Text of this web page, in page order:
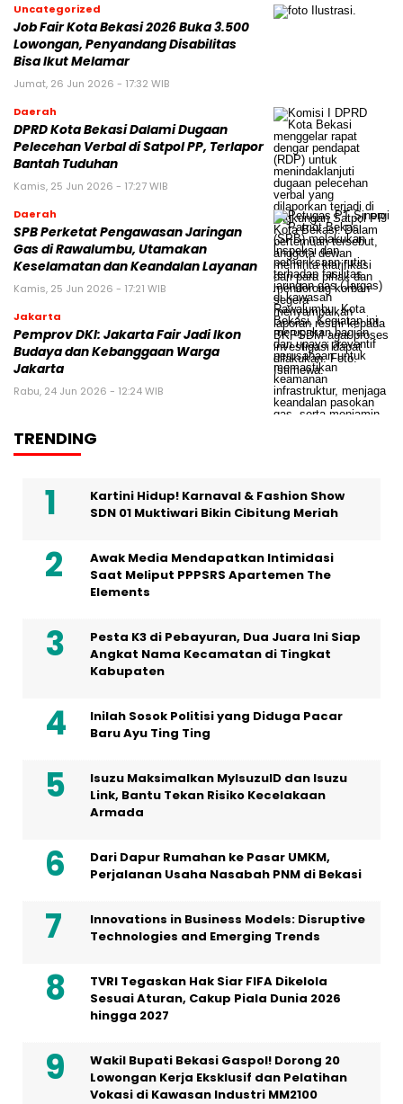
Uncategorized
Job Fair Kota Bekasi 2026 Buka 3.500
Lowongan, Penyandang Disabilitas
Bisa Ikut Melamar
Jumat, 26 Jun 2026 - 17:32 WIB
Daerah
DPRD Kota Bekasi Dalami Dugaan
Pelecehan Verbal di Satpol PP, Terlapor
Bantah Tuduhan
Kamis, 25 Jun 2026 - 17:27 WIB
Daerah
SPB Perketat Pengawasan Jaringan
Gas di Rawalumbu, Utamakan
Keselamatan dan Keandalan Layanan
Kamis, 25 Jun 2026 - 17:21 WIB
Jakarta
Pemprov DKI: Jakarta Fair Jadi Ikon
Budaya dan Kebanggaan Warga
Jakarta
Rabu, 24 Jun 2026 - 12:24 WIB
TRENDING
Kartini Hidup! Karnaval & Fashion Show
SDN 01 Muktiwari Bikin Cibitung Meriah
Awak Media Mendapatkan Intimidasi
Saat Meliput PPPSRS Apartemen The
Elements
Pesta K3 di Pebayuran, Dua Juara Ini Siap
Angkat Nama Kecamatan di Tingkat
Kabupaten
Inilah Sosok Politisi yang Diduga Pacar
Baru Ayu Ting Ting
Isuzu Maksimalkan MyIsuzuID dan Isuzu
Link, Bantu Tekan Risiko Kecelakaan
Armada
Dari Dapur Rumahan ke Pasar UMKM,
Perjalanan Usaha Nasabah PNM di Bekasi
Innovations in Business Models: Disruptive
Technologies and Emerging Trends
TVRI Tegaskan Hak Siar FIFA Dikelola
Sesuai Aturan, Cakup Piala Dunia 2026
hingga 2027
Wakil Bupati Bekasi Gaspol! Dorong 20
Lowongan Kerja Eksklusif dan Pelatihan
Vokasi di Kawasan Industri MM2100